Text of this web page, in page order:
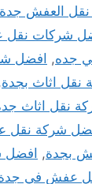
العفش جدة
شركات
جده, افضل
اثاث بجدة,
نقل اثاث
شركة نقل
بجدة, افضل
عفش في